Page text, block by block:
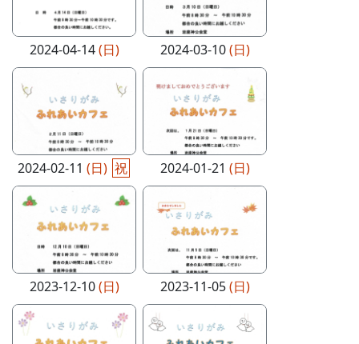
2024-04-14(日) 2024-03-10(日)
2024-02-11 (日) 祝 2024-01-21 (日)
2023-12-10(日) 2023-11-05(日)